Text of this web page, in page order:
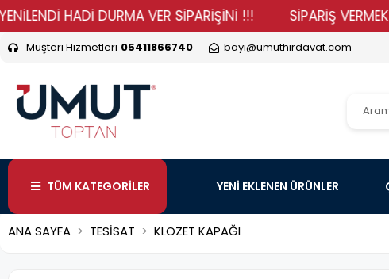
HADİ DURMA VER SİPARİŞİNİ !!! SİPARİŞ VERMEK VE
Müşteri Hizmetleri 05411866740 bayi@umuthirdavat.com
TÜM KATEGORİLER YENİ EKLENEN ÜRÜNLER
ANA SAYFA TESİSAT KLOZET KAPAĞI